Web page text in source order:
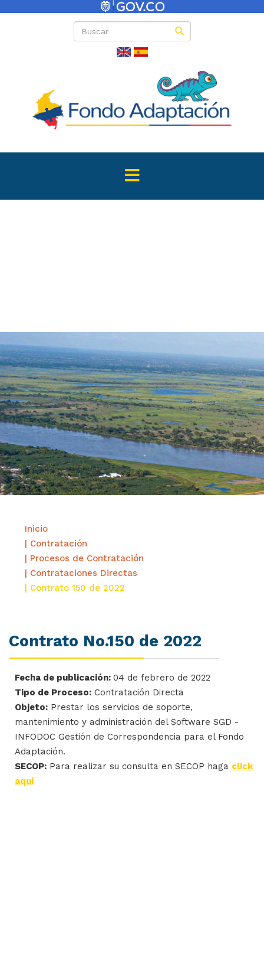
Directas
Inicio
| Contratación
| Procesos de Contratación
| Contrataciones Directas
| Contrato 150 de 2022
Contrato No.150 de 2022
Fecha de publicación: 04 de febrero de 2022
Tipo de Proceso: Contratación Directa
Objeto: Prestar los servicios de soporte,
mantenimiento y administración del Software SGD -
INFODOC Gestión de Correspondencia para el Fondo
Adaptación.
SECOP: Para realizar su consulta en SECOP haga click
aquí